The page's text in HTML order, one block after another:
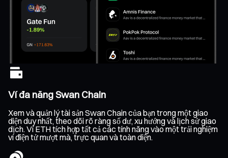
Ví đa năng Swan Chain
Xem và quản lý tài sản Swan Chain của bạn trong một giao
diện duy nhất, theo dõi rõ ràng số dư, xu hướng và lịch sử giao
dịch. Ví ETH tích hợp tất cả các tính năng vào một trải nghiệm
ví điện tử mượt mà, trực quan và toàn diện.